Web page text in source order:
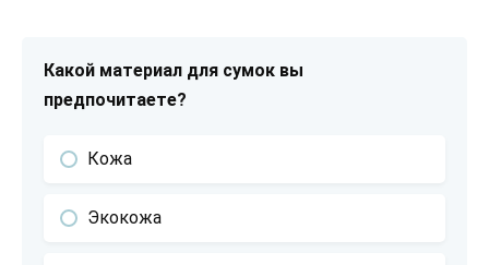
Какой материал для сумок вы
предпочитаете?
Кожа
Экокожа